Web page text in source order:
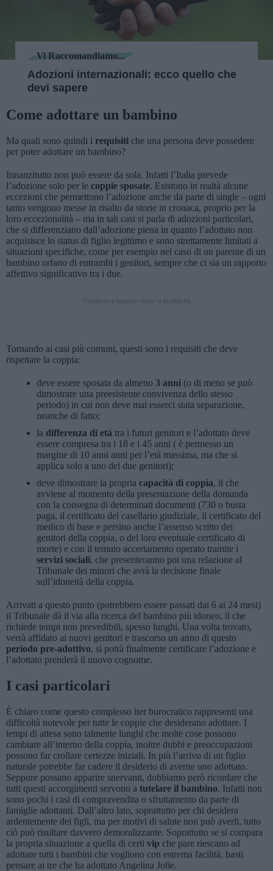
Vi Raccomandiamo...
Adozioni internazionali: ecco quello che
devi sapere
Come adottare un bambino
Ma quali sono quindi i requisiti che una persona deve possedere
per poter adottare un bambino?
Innanzitutto non può essere da sola. Infatti l’Italia prevede
l’adozione solo per le coppie sposate. Esistono in realtà alcune
eccezioni che permettono l’adozione anche da parte di single – ogni
tanto vengono messe in risalto da storie in cronaca, proprio per la
loro eccezionalità – ma in tali casi si parla di adozioni particolari,
che si differenziano dall’adozione piena in quanto l’adottato non
acquisisce lo status di figlio legittimo e sono strettamente limitati a
situazioni specifiche, come per esempio nel caso di un parente di un
bambino orfano di entrambi i genitori, sempre che ci sia un rapporto
affettivo significativo tra i due.
Tornando ai casi più comuni, questi sono i requisiti che deve
rispettare la coppia:
deve essere sposata da almeno 3 anni (o di meno se può
dimostrare una preesistente convivenza dello stesso
periodo) in cui non deve mai esserci stata separazione,
neanche di fatto;
la differenza di età tra i futuri genitori e l’adottato deve
essere compresa tra i 18 e i 45 anni ( è permesso un
margine di 10 anni anni per l’età massima, ma che si
applica solo a uno dei due genitori);
deve dimostrare la propria capacità di coppia, il che
avviene al momento della presentazione della domanda
con la consegna di determinati documenti (730 o busta
paga, il certificato del casellario giudiziale, il certificato del
medico di base e persino anche l’assenso scritto dei
genitori della coppia, o del loro eventuale certificato di
morte) e con il temuto accertamento operato tramite i
servizi sociali, che presenteranno poi una relazione al
Tribunale dei minori che avrà la decisione finale
sull’idoneità della coppia.
Arrivati a questo punto (potrebbero essere passati dai 6 ai 24 mesi)
il Tribunale dà il via alla ricerca del bambino più idoneo, il che
richiede tempi non prevedibili, spesso lunghi. Una volta trovato,
verrà affidato ai nuovi genitori e trascorso un anno di questo
periodo pre-adottivo, si potrà finalmente certificare l’adozione e
l’adottato prenderà il nuovo cognome.
I casi particolari
È chiaro come questo complesso iter burocratico rappresenti una
difficoltà notevole per tutte le coppie che desiderano adottare. I
tempi di attesa sono talmente lunghi che molte cose possono
cambiare all’interno della coppia, inoltre dubbi e preoccupazioni
possono far crollare certezze iniziali. In più l’arrivo di un figlio
naturale potrebbe far cadere il desiderio di averne uno adottato.
Seppure possano apparire snervanti, dobbiamo però ricordare che
tutti questi accorgimenti servono a tutelare il bambino. Infatti non
sono pochi i casi di compravendita o sfruttamento da parte di
famiglie adottanti. Dall’altro lato, soprattutto per chi desidera
ardentemente dei figli, ma per motivi di salute non può averli, tutto
ciò può risultare davvero demoralizzante. Soprattutto se si compara
la propria situazione a quella di certi vip che pare riescano ad
adottare tutti i bambini che vogliono con estrema facilità, basti
pensare ai tre che ha adottato Angelina Jolie.